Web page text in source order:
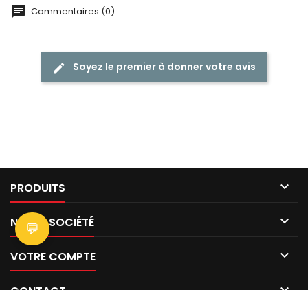
Commentaires (0)
Soyez le premier à donner votre avis
PRODUITS 
NOTRE SOCIÉTÉ 
VOTRE COMPTE 
💬